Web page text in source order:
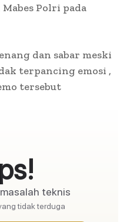
Polri pada
dan sabar meski
terpancing emosi ,
tersebut